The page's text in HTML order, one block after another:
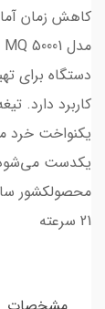
کاهش زمان
دستگاه برای
کاربرد دارد.
یکنواخت خرد
یکدست می‌شود
21 سرعته